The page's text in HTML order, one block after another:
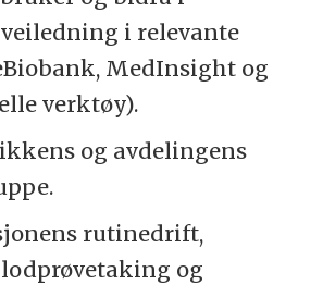
i relevante
MedInsight og
verktøy).
og avdelingens
rutinedrift,
og